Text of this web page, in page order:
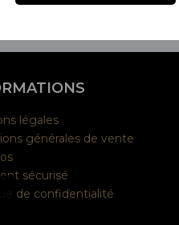
légales
générales de vente
sécurisé
de confidentialité